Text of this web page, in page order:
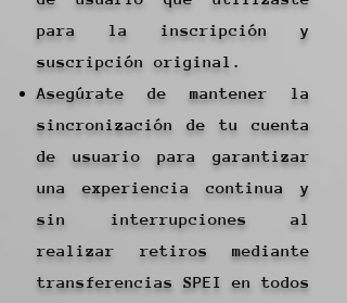
para la inscripción y
suscripción original.
Asegúrate de mantener la
sincronización de tu cuenta
de usuario para garantizar
una experiencia continua y
sin interrupciones al
realizar retiros mediante
transferencias SPEI en todos